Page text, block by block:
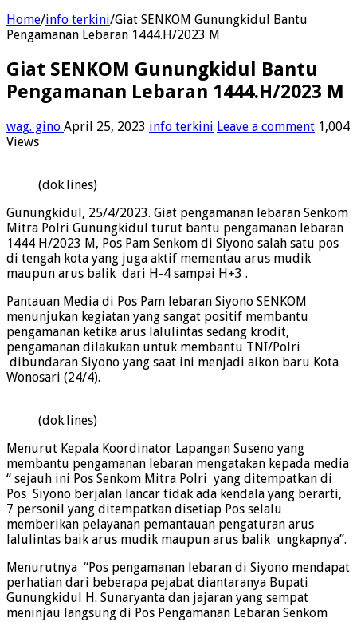
Home/info terkini/Giat SENKOM Gunungkidul Bantu
Pengamanan Lebaran 1444.H/2023 M
Giat SENKOM Gunungkidul Bantu
Pengamanan Lebaran 1444.H/2023 M
wag. gino April 25, 2023 info terkini Leave a comment 1,004
Views
(dok.lines)
Gunungkidul, 25/4/2023. Giat pengamanan lebaran Senkom
Mitra Polri Gunungkidul turut bantu pengamanan lebaran
1444 H/2023 M, Pos Pam Senkom di Siyono salah satu pos
di tengah kota yang juga aktif mementau arus mudik
maupun arus balik dari H-4 sampai H+3 .
Pantauan Media di Pos Pam lebaran Siyono SENKOM
menunjukan kegiatan yang sangat positif membantu
pengamanan ketika arus lalulintas sedang krodit,
pengamanan dilakukan untuk membantu TNI/Polri
dibundaran Siyono yang saat ini menjadi aikon baru Kota
Wonosari (24/4).
(dok.lines)
Menurut Kepala Koordinator Lapangan Suseno yang
membantu pengamanan lebaran mengatakan kepada media
“ sejauh ini Pos Senkom Mitra Polri yang ditempatkan di
Pos Siyono berjalan lancar tidak ada kendala yang berarti,
7 personil yang ditempatkan disetiap Pos selalu
memberikan pelayanan pemantauan pengaturan arus
lalulintas baik arus mudik maupun arus balik ungkapnya”.
Menurutnya “Pos pengamanan lebaran di Siyono mendapat
perhatian dari beberapa pejabat diantaranya Bupati
Gunungkidul H. Sunaryanta dan jajaran yang sempat
meninjau langsung di Pos Pengamanan Lebaran Senkom